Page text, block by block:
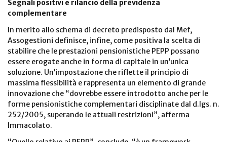
Segnali positivi e rilancio della previdenza
complementare
In merito allo schema di decreto predisposto dal Mef,
Assogestioni definisce, infine, come positiva la scelta di
stabilire che le prestazioni pensionistiche PEPP possano
essere erogate anche in forma di capitale in un’unica
soluzione. Un’impostazione che riflette il principio di
massima flessibilità e rappresenta un elemento di grande
innovazione che “dovrebbe essere introdotto anche per le
forme pensionistiche complementari disciplinate dal d.lgs. n.
252/2005, superando le attuali restrizioni”, afferma
Immacolato.